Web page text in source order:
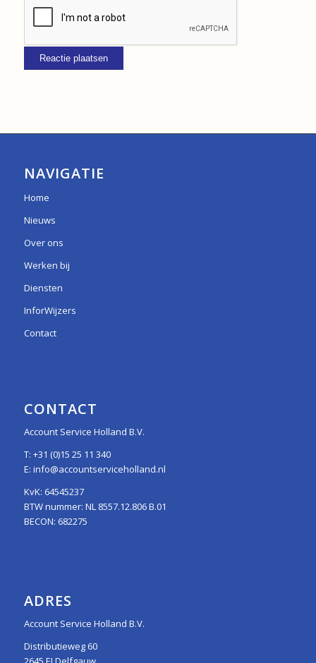
NAVIGATIE
Home
Nieuws
Over ons
Werken bij
Diensten
InforWijzers
Contact
CONTACT
Account Service Holland B.V.
T: +31 (0)15 25 11 340
E: info@accountserviceholland.nl
KvK: 64545237
BTW nummer: NL 8557.12.806 B.01
BECON: 682275
ADRES
Account Service Holland B.V.
Distributieweg 60